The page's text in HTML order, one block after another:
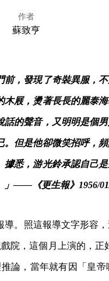
作者
蘇致亨
前，發現了奇裝異服，
木屐，燙著長長的麗泰
的聲音，又明明是個
。但是他卻微笑招呼，
據悉，游光鈴承認自己
」——《更生報》1956/
導。照這報導文字形容
戲院，這個月上演的，
論，當年就有因「皇